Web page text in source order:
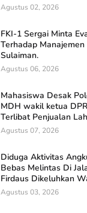
Agustus 02, 2026
FKI-1 Sergai Minta
Terhadap
Sulaiman.
Agustus 06, 2026
Mahasiswa Desak
MDH wakil ketua
Terlibat Penjualan
Agustus 07, 2026
Diduga Aktivitas
Bebas Melintas Di
Firdaus Dikeluhkan
Agustus 03, 2026